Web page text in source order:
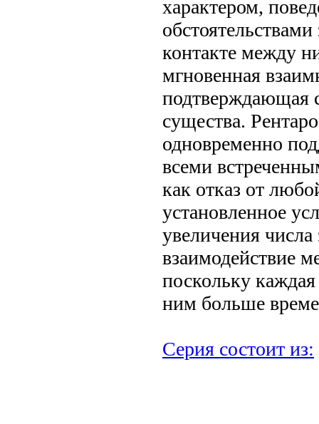
характером,
контакте между
мгновенная
подтверждающая
существа.
одновременно
всеми
как отказ от
установленное
увеличения числа
взаимодействие
поскольку
ним больше
Серия состоит из: